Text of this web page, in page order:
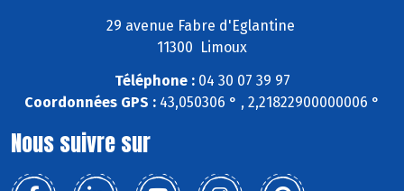
29 avenue Fabre d'Eglantine
11300 Limoux
Téléphone :04 30 07 39 97
Coordonnées GPS : 43,050306 ° , 2,21822900000006 °
Nous suivre sur